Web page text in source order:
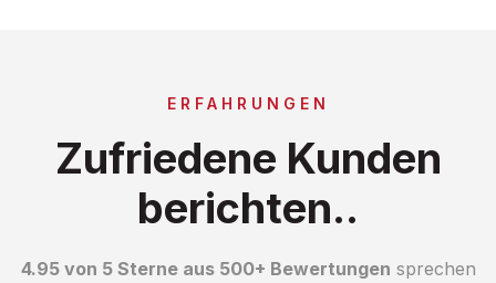
ERFAHRUNGEN
Zufriedene Kunden
berichten..
4.95 von 5 Sterne aus 500+ Bewertungen sprechen